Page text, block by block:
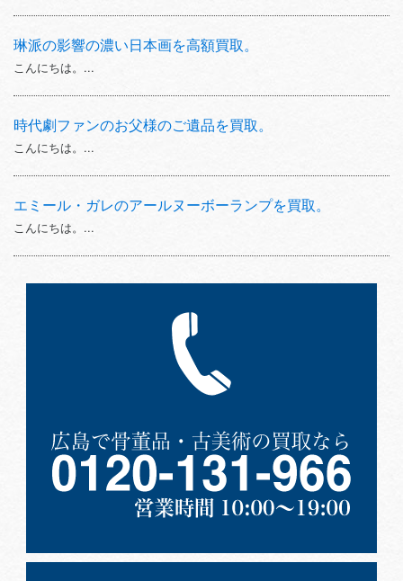
琳派の影響の濃い日本画を高額買取。
こんにちは。...
時代劇ファンのお父様のご遺品を買取。
こんにちは。...
エミール・ガレのアールヌーボーランプを買取。
こんにちは。...